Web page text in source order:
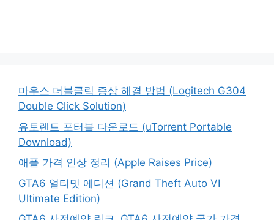
마우스 더블클릭 증상 해결 방법 (Logitech G304
Double Click Solution)
유토렌트 포터블 다운로드 (uTorrent Portable
Download)
애플 가격 인상 정리 (Apple Raises Price)
GTA6 얼티밋 에디션 (Grand Theft Auto VI
Ultimate Edition)